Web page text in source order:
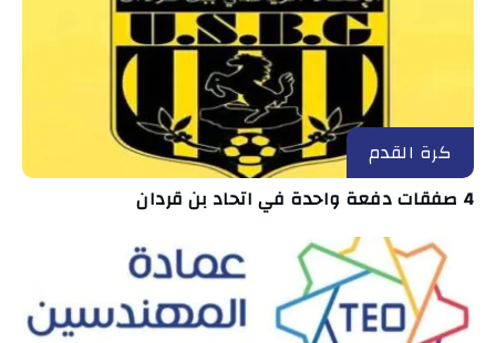
كرة القدم
4 صفقات دفعة واحدة في اتحاد بن قردان